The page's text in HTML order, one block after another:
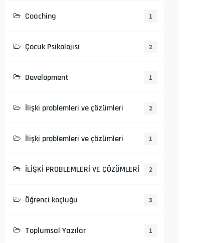
Coaching 1
Çocuk Psikolojisi 2
Development 1
İlişki problemleri ve çözümleri 2
İlişki problemleri ve çözümleri 1
İLİŞKİ PROBLEMLERİ VE ÇÖZÜMLERİ 2
Öğrenci koçluğu 3
Toplumsal Yazılar 1